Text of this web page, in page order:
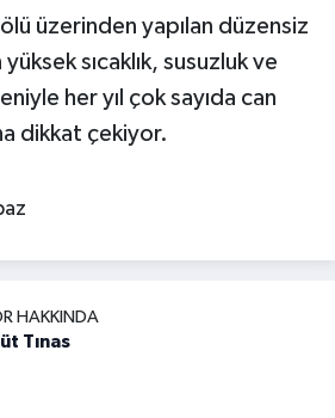
üzerinden yapılan düzensiz
sıcaklık, susuzluk ve
her yıl çok sayıda can
dikkat çekiyor.
HAKKINDA
Tınas